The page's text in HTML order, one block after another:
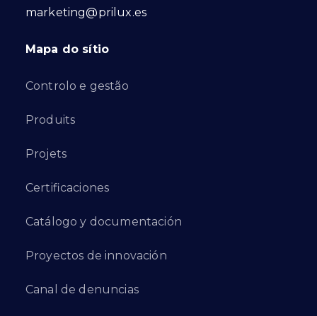
marketing@prilux.es
Mapa do sítio
Controlo e gestão
Produits
Projets
Certificaciones
Catálogo y documentación
Proyectos de innovación
Canal de denuncias